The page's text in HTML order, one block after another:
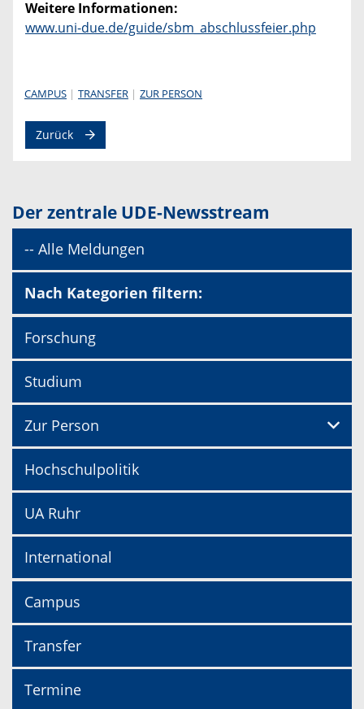
Weitere Informationen:
www.uni-due.de/guide/sbm_abschlussfeier.php
CAMPUS TRANSFER ZUR PERSON
Zurück
Der zentrale UDE-Newsstream
-- Alle Meldungen
Nach Kategorien filtern:
Forschung
Studium
Zur Person
Hochschulpolitik
UA Ruhr
International
Campus
Transfer
Termine